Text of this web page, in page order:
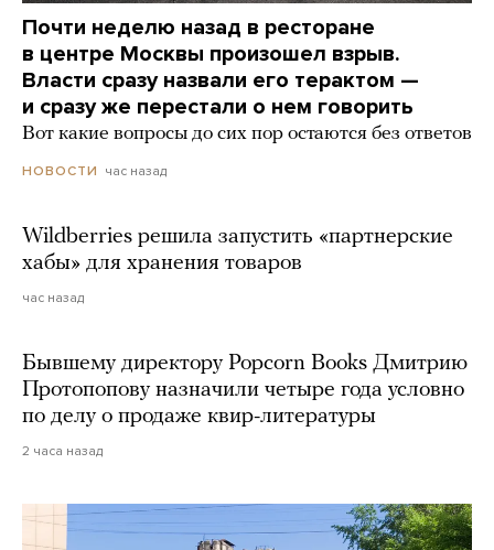
Почти неделю назад в ресторане
в центре Москвы произошел взрыв.
Власти сразу назвали его терактом —
и сразу же перестали о нем говорить
Вот какие вопросы до сих пор остаются без ответов
НОВОСТИ час назад
Wildberries решила запустить «партнерские
хабы» для хранения товаров
час назад
Бывшему директору Popcorn Books Дмитрию
Протопопову назначили четыре года условно
по делу о продаже квир-литературы
2 часа назад